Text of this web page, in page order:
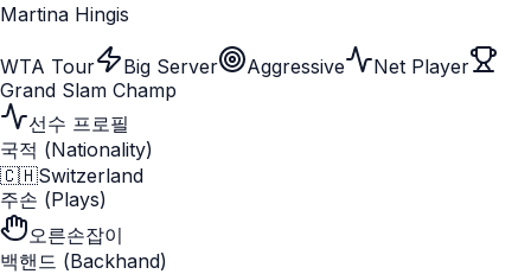
Martina Hingis
WTA Tour Big Server Aggressive
Net Player
Grand Slam Champ
선수 프로필
국적 (Nationality)
🇨🇭Switzerland
주손 (Plays)
오른손잡이
백핸드 (Backhand)